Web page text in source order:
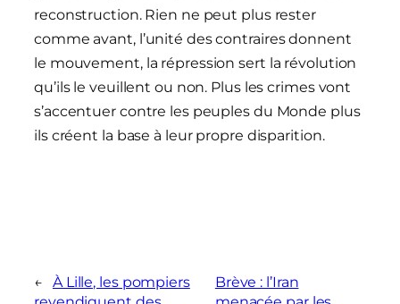
reconstruction. Rien ne peut plus rester
comme avant, l’unité des contraires donnent
le mouvement, la répression sert la révolution
qu’ils le veuillent ou non. Plus les crimes vont
s’accentuer contre les peuples du Monde plus
ils créent la base à leur propre disparition.
←
À Lille, les pompiers
Brève : l’Iran